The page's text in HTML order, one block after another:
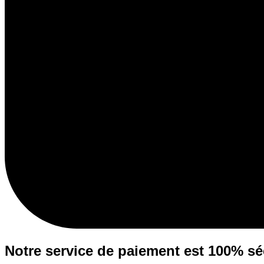
Notre service de paiement est 100%